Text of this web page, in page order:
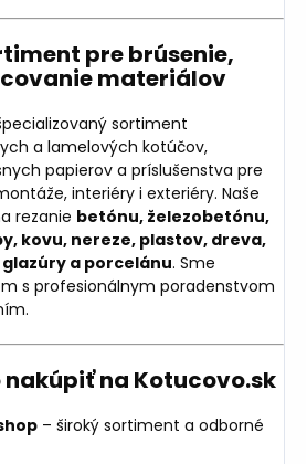
pre brúsenie,
materiálov
sortiment
a lamelových kotúčov,
papierov a príslušenstva pre
interiéry i exteriéry. Naše
rezanie betónu, železobetónu,
kovu, nereze, plastov, dreva,
a porcelánu. Sme
s profesionálnym poradenstvom
nakúpiť na Kotucovo.sk
– široký sortiment a odborné